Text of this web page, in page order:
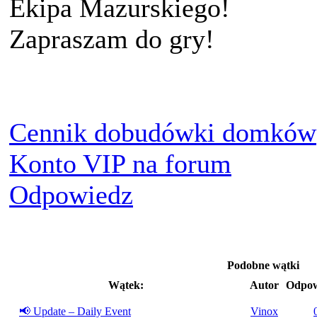
Ekipa Mazurskiego!
Zapraszam do gry!
Cennik dobudówki domków
Konto VIP na forum
Odpowiedz
Podobne wątki
Wątek:
Autor
📢 Update – Daily Event Vinox